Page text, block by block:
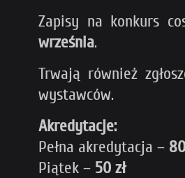
Zapisy na konkurs
września.
Trwają również
wystawców.
Akredytacje:
Pełna akredytacja –
Piątek – 50 zł